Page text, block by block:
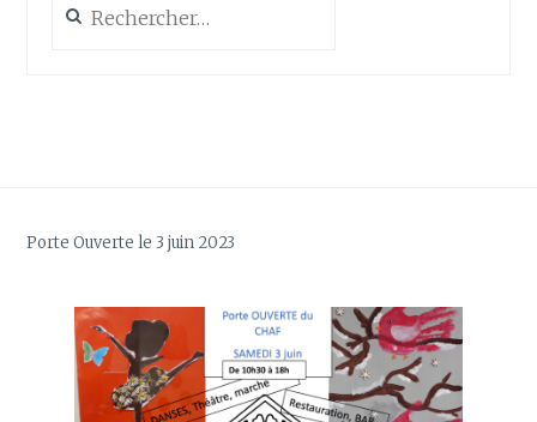
Porte Ouverte le 3 juin 2023